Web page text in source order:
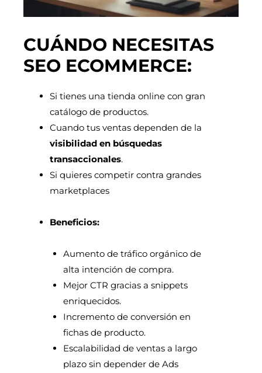
CUÁNDO NECESITAS
SEO ECOMMERCE:
Si tienes una tienda online con gran
catálogo de productos.
Cuando tus ventas dependen de la
visibilidad en búsquedas
transaccionales.
Si quieres competir contra grandes
marketplaces
Beneficios:
Aumento de tráfico orgánico de
alta intención de compra.
Mejor CTR gracias a snippets
enriquecidos.
Incremento de conversión en
fichas de producto.
Escalabilidad de ventas a largo
plazo sin depender de Ads